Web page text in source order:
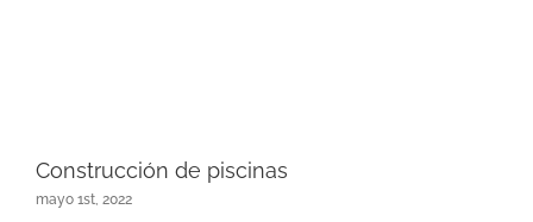
Construcción de piscinas
mayo 1st, 2022